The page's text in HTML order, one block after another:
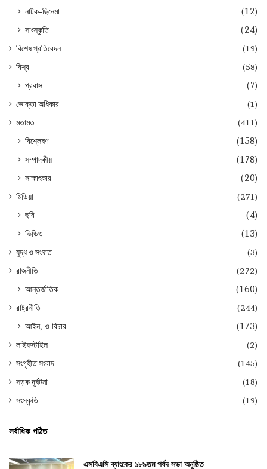
নাটক-ছিনেমা
(12)
সাংস্কৃতি
(24)
বিশেষ প্রতিবেদন
(19)
বিশ্ব
(58)
প্রবাস (7)
ভোক্তা অধিকার
(1)
মতামত
(411)
বিশ্লেষণ
(158)
সম্পাদকীয়
(178)
সাক্ষাৎকার
(20)
মিডিয়া (271)
ছবি
(4)
ভিডিও
(13)
যুদ্ধ ও সংঘাত
(3)
রাজনীতি
(272)
আন্তর্জাতিক (160)
রাষ্ট্রনীতি (244)
আইন, ও বিচার (173)
লাইফস্টাইল
(2)
সংগৃহীত সংবাদ
(145)
সড়ক দূর্ঘটনা
(18)
সংস্কৃতি
(19)
সর্বাধিক পঠিত
এসবিএসি ব্যাংকের ১৮৯তম পর্ষদ সভা অনুষ্ঠিত